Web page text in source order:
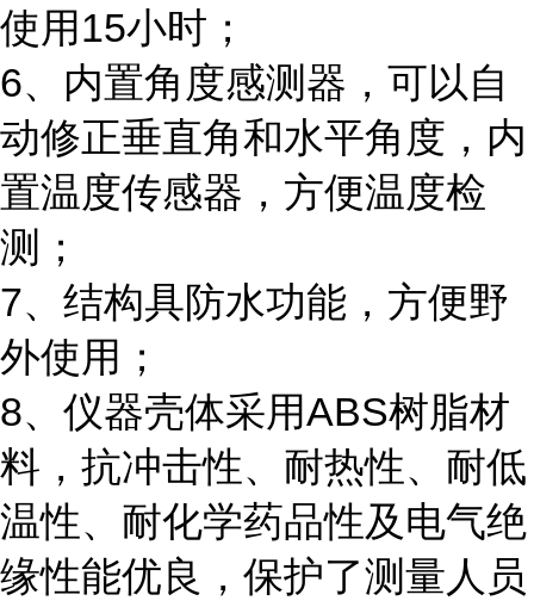
使用 15小时；
6、 内置角度感测器，可以自
动修正垂直角和水平角度，内
置温度传感器，方便温度检
测；
7、 结构具防水功能，方便野
外使用；
8、 仪器壳体采用ABS树脂材
料，抗冲击性、耐热性、耐低
温性、耐化学药品性及电气绝
缘性能优良，保护了测量人员